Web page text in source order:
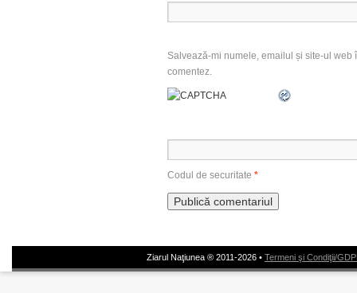
Salvează-mi numele, emailul și site-ul
comentez.
Codul de securitate *
Ziarul Naţiunea ® 2011-2026 • Termeni şi Condiţii/